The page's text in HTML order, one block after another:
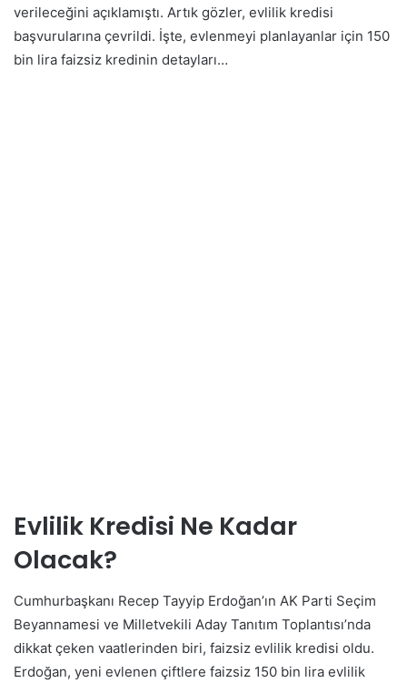
verileceğini açıklamıştı. Artık gözler, evlilik kredisi
başvurularına çevrildi. İşte, evlenmeyi planlayanlar için 150
bin lira faizsiz kredinin detayları…
Evlilik Kredisi Ne Kadar
Olacak?
Cumhurbaşkanı Recep Tayyip Erdoğan’ın AK Parti Seçim
Beyannamesi ve Milletvekili Aday Tanıtım Toplantısı’nda
dikkat çeken vaatlerinden biri, faizsiz evlilik kredisi oldu.
Erdoğan, yeni evlenen çiftlere faizsiz 150 bin lira evlilik